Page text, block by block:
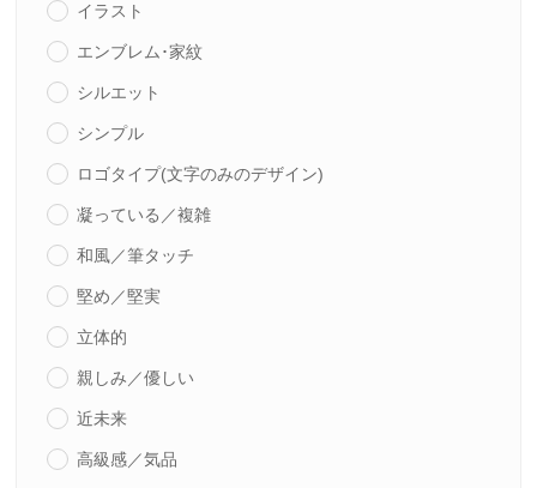
イラスト
エンブレム･家紋
シルエット
シンプル
ロゴタイプ(文字のみのデザイン)
凝っている／複雑
和風／筆タッチ
堅め／堅実
立体的
親しみ／優しい
近未来
高級感／気品